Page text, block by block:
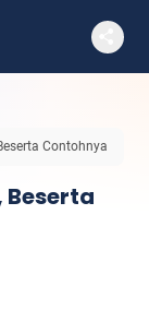
Contohnya
Beserta